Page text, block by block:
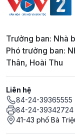
Trưởng ban: Nhà
Phó trưởng ban:
Thân, Hoài Thu
Liên hệ
84-24-39365555
84-24-39342724
41-43 phố Bà